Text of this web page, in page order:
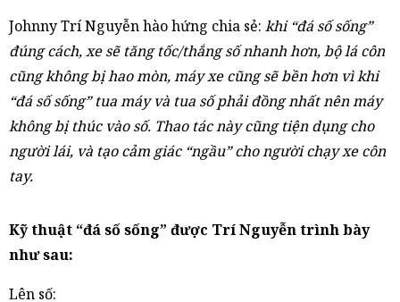
Johnny Trí Nguyễn hào hứng chia sẻ: khi “đá số sống”
đúng cách, xe sẽ tăng tốc/thắng số nhanh hơn, bộ lá côn
cũng không bị hao mòn, máy xe cũng sẽ bền hơn vì khi
“đá số sống” tua máy và tua số phải đồng nhất nên máy
không bị thúc vào số. Thao tác này cũng tiện dụng cho
người lái, và tạo cảm giác “ngầu” cho người chạy xe côn
tay.
Kỹ thuật “đá số sống” được Trí Nguyễn trình bày
như sau:
Lên số: